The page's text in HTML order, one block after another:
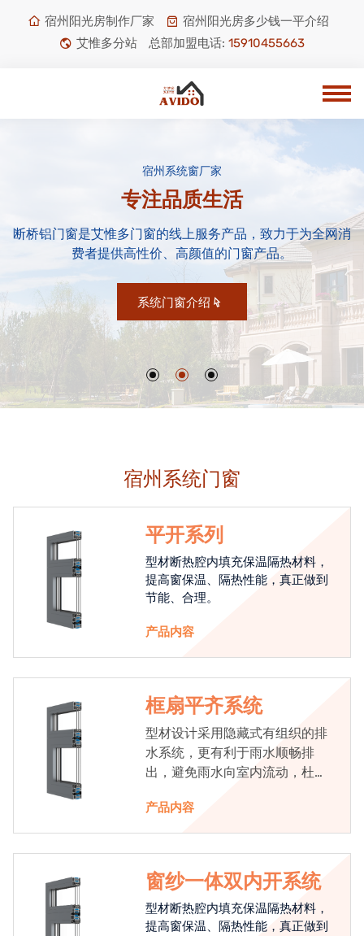
宿州阳光房制作厂家
宿州阳光房多少钱一平介绍
艾惟多分站
总部加盟电话: 15910455663
宿州系统窗厂家
专注品质生活
断桥铝门窗是艾惟多门窗的线上服务产品，致力于为全网消
费者提供高性价、高颜值的门窗产品。
系统门窗介绍
宿州系统门窗
平开系列
型材断热腔内填充保温隔热材料，
提高窗保温、隔热性能，真正做到
节能、合理。
产品内容
框扇平齐系统
型材设计采用隐藏式有组织的排
水系统，更有利于雨水顺畅排
出，避免雨水向室内流动，杜绝
产品内容
窗纱一体双内开系统
型材断热腔内填充保温隔热材料，
提高窗保温、隔热性能，真正做到